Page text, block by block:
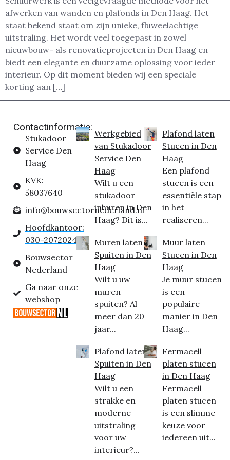
afwerken van wanden en plafonds in Den Haag. Het
staat bekend staat om zijn unieke, fluweelachtige
uitstraling. Het wordt veel toegepast in zowel
nieuwbouw- als renovatieprojecten in Den Haag en
biedt een elegante en duurzame oplossing voor ieder
interieur. Op dit moment bieden wij een speciale
korting aan […]
Contactinformatie:
Stukadoor
Service Den
Haag
KVK:
58037640
info@bouwsectornederland.nl
Hoofdkantoor:
030-2072024
Bouwsector
Nederland
Ga naar onze
webshop
Werkgebied
van Stukadoor
Service Den
Haag
Wilt u een
stukadoor
inhuren in Den
Haag? Dit is...
Muren laten
Spuiten in Den
Haag
Wilt u uw
muren
spuiten? Al
meer dan 20
jaar...
Plafond laten
Spuiten in Den
Haag
Wilt u een
strakke en
moderne
uitstraling
voor uw
interieur?...
Plafond laten
Stucen in Den
Haag
Een plafond
stucen is een
essentiële stap
in het
realiseren...
Muur laten
Stucen in Den
Haag
Je muur stucen
is een
populaire
manier in Den
Haag...
Fermacell
platen stucen
in Den Haag
Fermacell
platen stucen
is een slimme
keuze voor
iedereen uit...